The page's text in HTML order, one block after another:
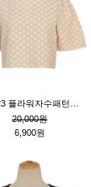
20,000원
6,900원